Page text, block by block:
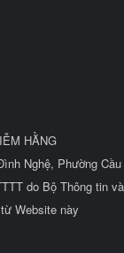
HẰNG
Nghệ, Phường
do Bộ Thông tin
Website này